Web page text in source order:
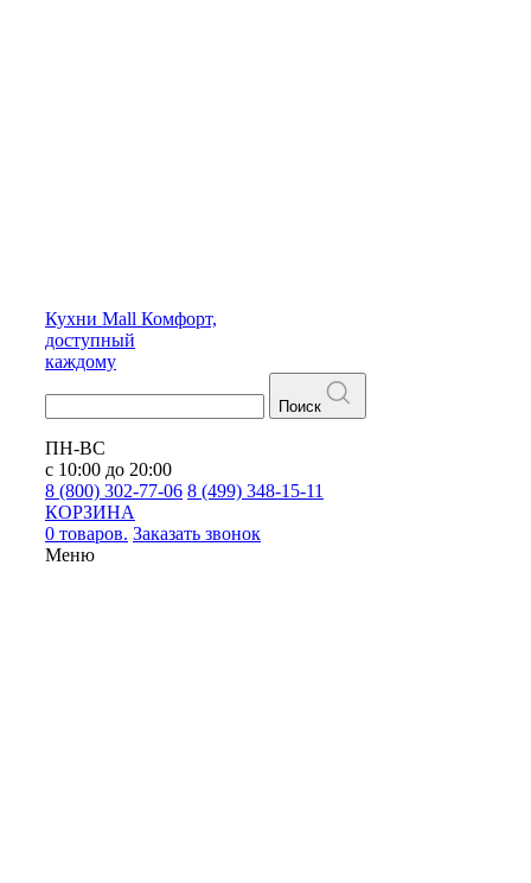
Кухни Mall Комфорт,
доступный
каждому
Поиск
ПН-ВС
с 10:00 до 20:00
8 (800) 302-77-06 8 (499) 348-15-11
КОРЗИНА
0 товаров. Заказать звонок
Меню